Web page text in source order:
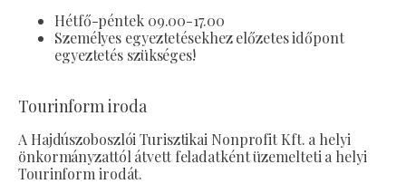
Hétfő-péntek 09.00-17.00
Személyes egyeztetésekhez előzetes időpont
egyeztetés szükséges!
Tourinform iroda
A Hajdúszoboszlói Turisztikai Nonprofit Kft. a helyi
önkormányzattól átvett feladatként üzemelteti a helyi
Tourinform irodát.